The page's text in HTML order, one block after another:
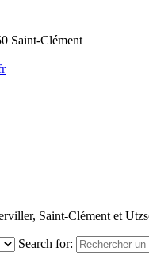
Saint-Clément
Saint-Clément et
Search for: